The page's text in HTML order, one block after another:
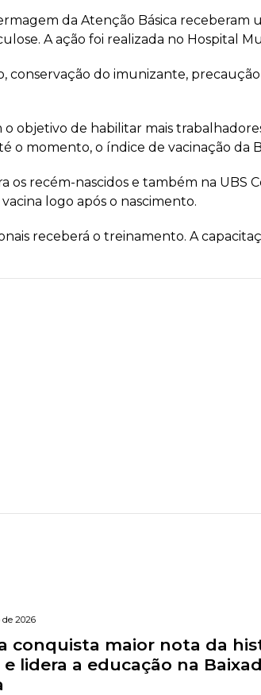
da Atenção Básica receberam
A ação foi realizada no Hospital
do imunizante,
objetivo de habilitar mais
o momento, o índice de vacinação da
recém-nascidos e também na UBS
logo após o nascimento.
receberá o treinamento. A
de 2026
conquista maior nota da
lidera a educação na